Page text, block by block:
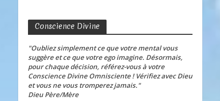
Conscience Divine
"Oubliez simplement ce que votre mental vous
suggère et ce que votre ego imagine. Désormais,
pour chaque décision, référez-vous à votre
Conscience Divine Omnisciente ! Vérifiez avec Dieu
et vous ne vous tromperez jamais."
Dieu Père/Mère